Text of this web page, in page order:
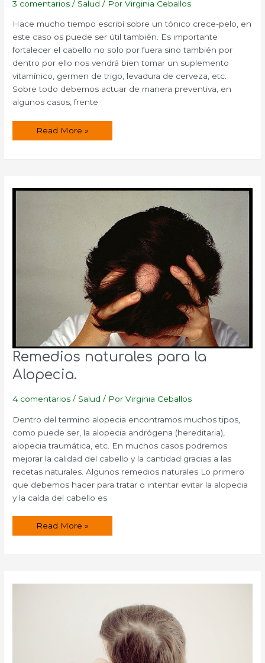
3 comentarios / Salud / PorVirginia Ceballos
Hace mucho tiempo escribí sobre un tónico crece-pelo, en
este caso os puede ser útil también. Es importante
fortalecer el cabello no solo por fuera sino también por
dentro por ello nos vendrá bien tomar un suplemento
vitamínico, germen de trigo, levadura de cerveza, etc.
Sobre todo debemos actuar de manera preventiva, en
algunos casos, frente
Champú
cabello
Read More »
Remedios naturales para la
Alopecia.
4 comentarios / Salud / PorVirginia Ceballos
Dentro del termino alopecia encontramos muchos tipos,
como puede ser, la alopecia andrógena (hereditaria),
alopecia traumática, etc. En muchos casos podremos
mejorar la calidad del cabello y la cantidad gracias a las
recetas naturales. Algunos remedios naturales Lo primero
que debemos hacer para tratar o intentar evitar la alopecia
y la caída del cabello es
Remedios
Alopecia.
Read More »